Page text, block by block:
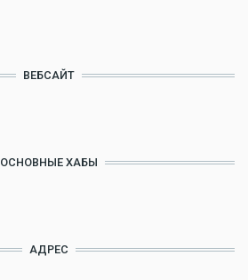
ВЕБСАЙТ
ОСНОВНЫЕ ХАБЫ
АДРЕС